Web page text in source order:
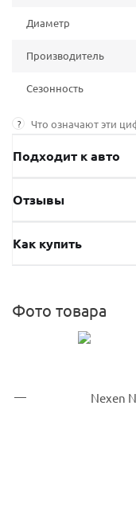
Диаметр
Производитель
Сезонность
? Что означают эти
Подходит к авто
Отзывы
Как купить
Фото товара